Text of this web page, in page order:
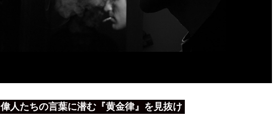
偉人たちの言葉に潜む『黄金律』を見抜け